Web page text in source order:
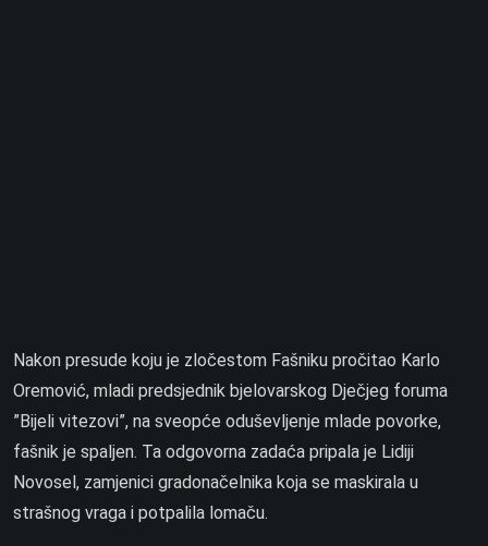
Nakon presude koju je zločestom Fašniku pročitao Karlo
Oremović, mladi predsjednik bjelovarskog Dječjeg foruma
”Bijeli vitezovi”, na sveopće oduševljenje mlade povorke,
fašnik je spaljen. Ta odgovorna zadaća pripala je Lidiji
Novosel, zamjenici gradonačelnika koja se maskirala u
strašnog vraga i potpalila lomaču.